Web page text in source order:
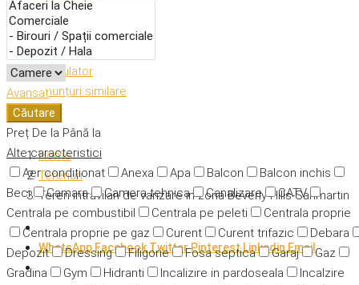
Avansat
Căutare
Preț De la Până la
Alte caracteristici
Aer condiționat
Anexa Apa Balcon
Balcon inchis
Beci
Camara Camera tehnica Canalizare
CATV
Centrala pe combustibil
Centrala pe peleti
Centrala proprie
Centrala proprie pe gaz
Curent Curent trifazic
Debara
Depozit
Dressing Filigorie Fosa septica Garaj
Gaz
Gradina
Gym Hidranti Incalizire in pardoseala
Incalzire
Caracteristici
Adresă
Detalii
Calculator
Anunțuri similare
Home
Terenuri
Teren intravilan de vanzare in zona Beverly Hills-Sanmartin
WhatsApp Facebook TwitterPinterest Linkedin Email